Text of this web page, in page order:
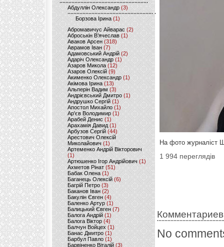
Абдуллін Олександр (3)
Борзова Ірина(1)
Абромавичус Айварас (2)
Аброськін В’ячеслав(1)
Аваков Арсен (318)
Аврамов Іван (7)
Адамовський Андрій(2)
Адаріч Олександр (1)
Азаров Микола (12)
Азаров Олексій (9)
Акименко Олександр(1)
Акімова Ірина(13)
Альперін Вадим (3)
Андрієвський Дмитро(1)
Андрушко Сергій(1)
Апостол Михайло(1)
Ар'єв Володимир (1)
Арабей Денис(1)
Арахамія Давид (1)
Арбузов Сергій (44)
Арестович Олексій
Миколайович(1)
Артеменко Андрій Вікторович
(1)
Артюшенко Ігор Андрійович(1)
Ахметов Рінат(51)
Бабак Олена(1)
Баганець Олексій(6)
Багрій Петро (3)
Баканов Іван(2)
Бакулін Євген (4)
Баленко Артур(1)
Балицький Євген(7)
Балога Андрій (1)
Балога Віктор (4)
Балчун Войцех (1)
Банас Дмитро (1)
Барбул Павло(1)
Барвіненко Віталій(3)
На фото журналіст
1 994 переглядів
No